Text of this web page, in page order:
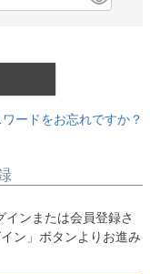
ードをお忘れですか？
ンまたは会員登録さ
ン」ボタンよりお進み